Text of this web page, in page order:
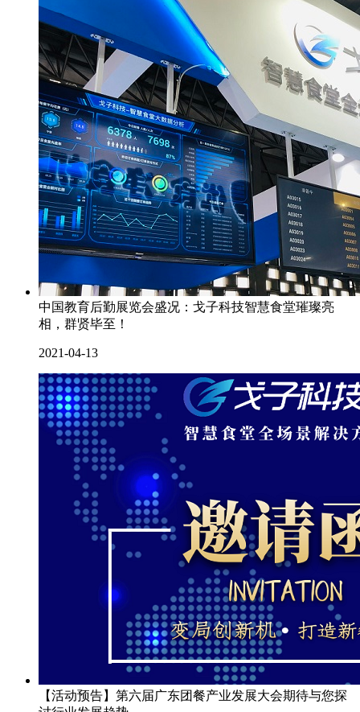
中国教育后勤展览会盛况：戈子科技智慧食堂璀璨亮
相，群贤毕至！
2021-04-13
【活动预告】第六届广东团餐产业发展大会期待与您探